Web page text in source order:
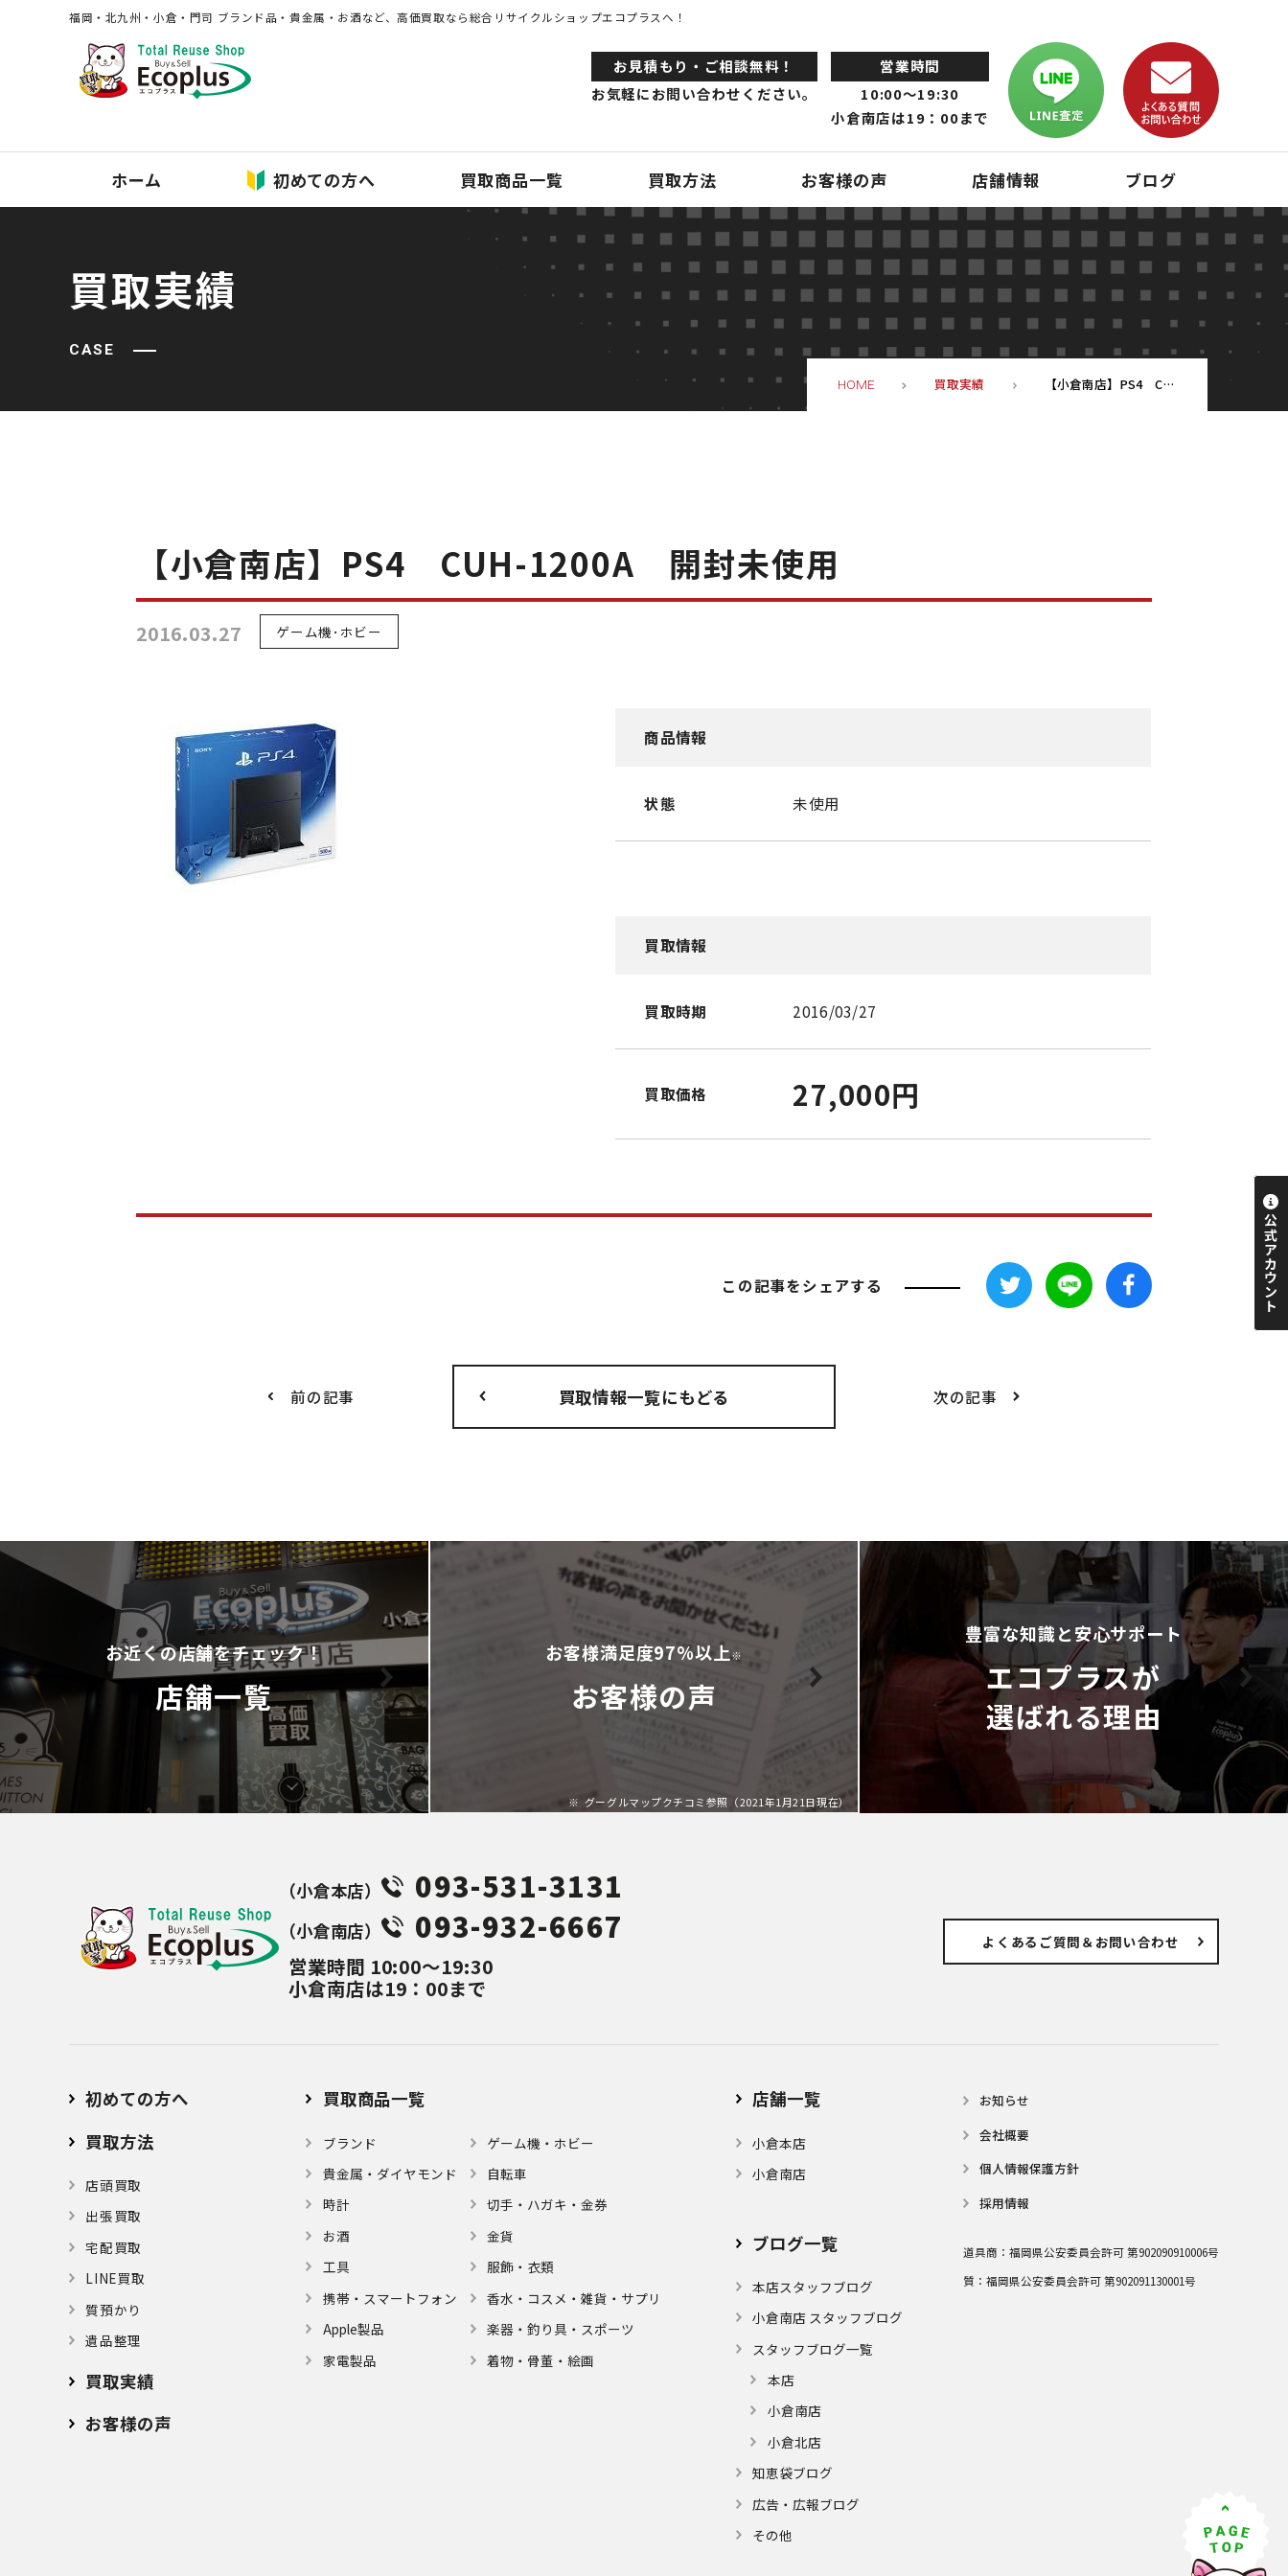
福岡・北九州・⼩倉・⾨司 ブランド品・貴⾦属・お酒など、⾼価買取なら総合リサイクルショップエコプラスへ！
お⾒積もり・ご相談無料！
お気軽にお問い合わせください。
営業時間
10:00～19:30
小倉南店は19：00まで
ホーム 初めての方へ 買取商品一覧 買取方法 お客様の声 店舗情報 ブログ
買取実績
CASE
HOME 買取実績 【小倉南店】PS4 CUH-1200A 開封未使用
【小倉南店】PS4 CUH-1200A 開封未使用
2016.03.27 ゲーム機･ホビー
商品情報
状態 未使用
買取情報
買取時期 2016/03/27
買取価格 27,000円
この記事をシェアする
前の記事 買取情報一覧にもどる 次の記事
お近くの店舗をチェック！
店舗一覧
お客様満足度97%以上※
お客様の声
グーグルマップクチコミ参照（2021年1月21日現在）
豊富な知識と安心サポート
エコプラスが
選ばれる理由
（⼩倉本店） 093-531-3131
（⼩倉南店） 093-932-6667
営業時間 10:00～19:30
小倉南店は19：00まで
よくあるご質問 ＆お問い合わせ
初めての方へ
買取方法
店頭買取
出張買取
宅配買取
LINE買取
質預かり
遺品整理
買取実績
お客様の声
買取商品一覧
ブランド
貴金属・ダイヤモンド
時計
お酒
⼯具
携帯・スマートフォン
Apple製品
家電製品
ゲーム機・ホビー
自転車
切手・ハガキ・金券
金貨
服飾・衣類
⾹⽔・コスメ・雑貨・サプリ
楽器・釣り具・スポーツ
着物・⾻董・絵画
店舗⼀覧
小倉本店
小倉南店
ブログ⼀覧
本店スタッフブログ
小倉南店 スタッフブログ
スタッフブログ一覧
本店
小倉南店
小倉北店
知恵袋ブログ
広告・広報ブログ
その他
お知らせ
会社概要
個⼈情報保護⽅針
採用情報
道具商： 福岡県公安委員会許可 第902090910006号
質： 福岡県公安委員会許可 第902091130001号